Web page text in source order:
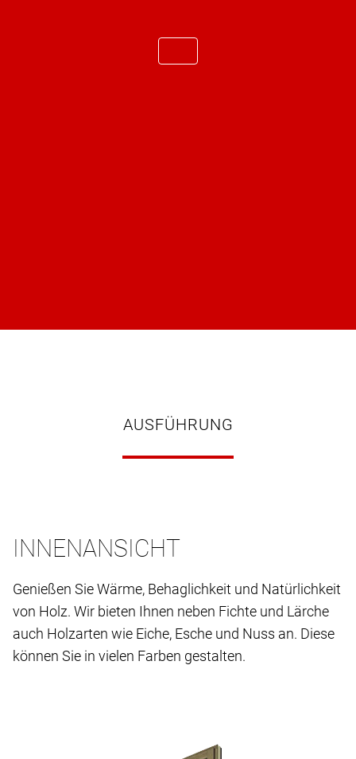
AUSFÜHRUNG
INNENANSICHT
Genießen Sie Wärme, Behaglichkeit und Natürlichkeit
von Holz. Wir bieten Ihnen neben Fichte und Lärche
auch Holzarten wie Eiche, Esche und Nuss an. Diese
können Sie in vielen Farben gestalten.